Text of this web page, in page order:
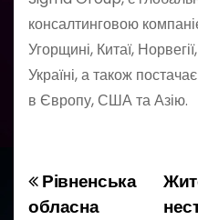
консалтинговою
Угорщині, Китаї,
Україні, а також
в Європу, США та Азію.
НРівненська
обласна